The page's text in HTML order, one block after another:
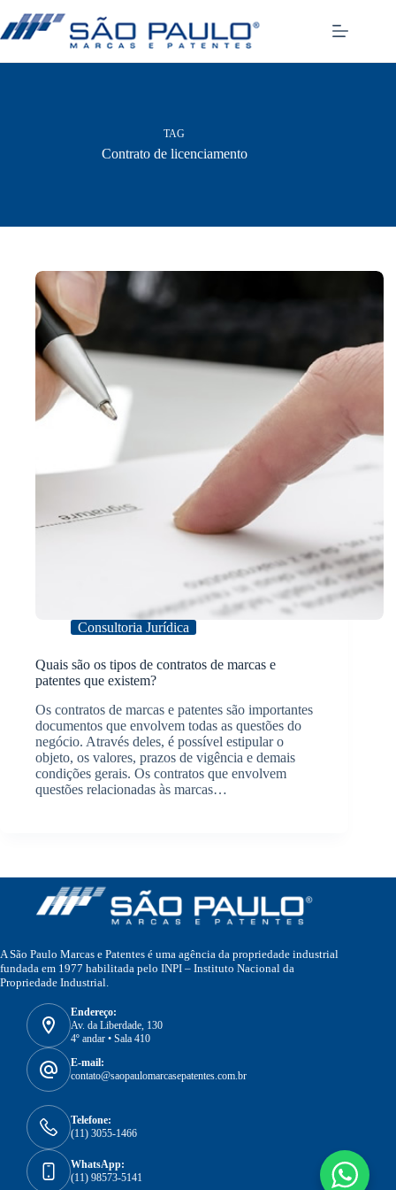
para
o
TAG
Contrato de licenciamento
Consultoria Jurídica
Quais são os tipos de contratos de marcas e
patentes que existem?
Os contratos de marcas e patentes são importantes
documentos que envolvem todas as questões do
negócio. Através deles, é possível estipular o
objeto, os valores, prazos de vigência e demais
condições gerais. Os contratos que envolvem
questões relacionadas às marcas…
A São Paulo Marcas e Patentes é uma agência da propriedade industrial
fundada em 1977 habilitada pelo INPI – Instituto Nacional da
Propriedade Industrial.
Endereço:
Av. da Liberdade, 130
4º andar • Sala 410
E-mail:
contato@saopaulomarcasepatentes.com.br
Telefone:
(11) 3055-1466
WhatsApp:
(11) 98573-5141